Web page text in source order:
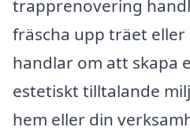
trapprenovering
fräscha upp träet
handlar om att skapa
estetiskt tilltalande
hem eller din